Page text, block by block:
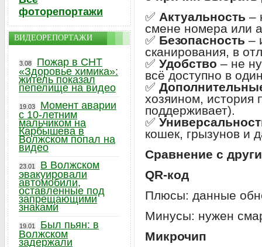
✅ Актуальность –
смене номера или
✅ Безопасность –
сканирования, в
✅ Удобство – не
всё доступно в
✅
хозяином, история
поддерживает).
✅
кошек, грызунов и
Сравнение с
QR-код
Плюсы: данные
Минусы: нужен
Микрочип
фоторепортажи
ВИДЕОРЕПОРТАЖИ
3.08
Пожар в СНТ
«Здоровье химика»:
житель показал
пепелище на видео
19.03
Момент аварии
с 10-летним
мальчиком на
Карбышева в
Волжском попал на
видео
23.01
В Волжском
эвакуировали
автомобили,
оставленные под
запрещающими
знаками
19.01
Был пьян: в
Волжском
задержали